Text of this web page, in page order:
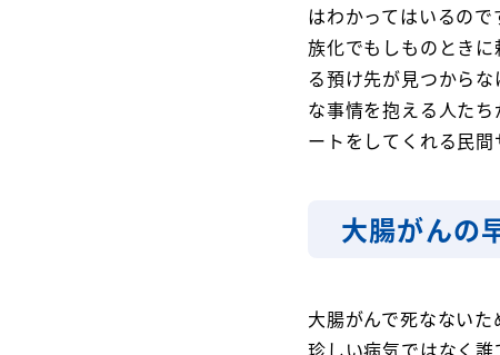
はわかってはいるので
族化でもしものとき
る預け先が見つから
な事情を抱える人た
ートをしてくれる民間
大腸がんの
大腸がんで死なない
珍しい病気ではなく